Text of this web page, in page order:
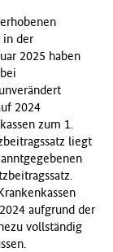
in der
2025 haben
2024
zum 1.
liegt
aufgrund der
vollständig